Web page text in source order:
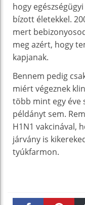
hogy
bízott életekkel.
mert
meg azért, hogy
kapjanak.
Bennem pedig
miért végeznek
több mint egy éve
példányt sem.
H1N1 vakcinával,
járvány is
tyúkfarmon.